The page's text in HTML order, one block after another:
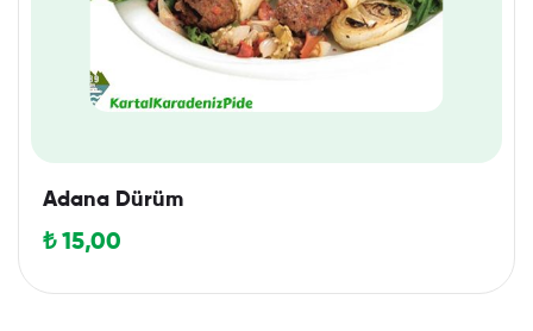
Adana Dürüm
₺15,00